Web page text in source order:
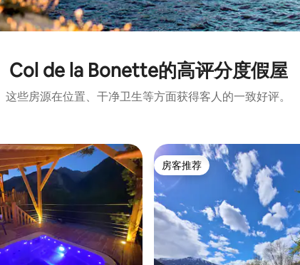
Col de la Bonette的高评分度假屋
这些房源在位置、干净卫生等方面获得客人的一致好评。
房客推荐
房客推荐